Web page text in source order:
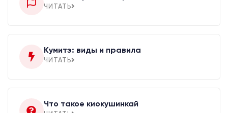
ЧИТАТЬ
Кумитэ: виды и правила
ЧИТАТЬ
Что такое киокушинкай